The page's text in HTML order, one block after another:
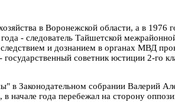
в Воронежской области, а в 1976
- следователь Тайшетской
и дознанием в органах МВД
советник юстиции 2-го
в Законодательном собрании Валерий
начале года перебежал на сторону